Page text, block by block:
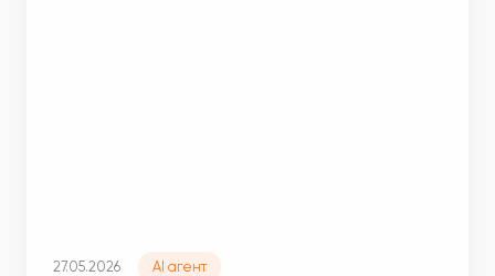
27.05.2026 AI агент